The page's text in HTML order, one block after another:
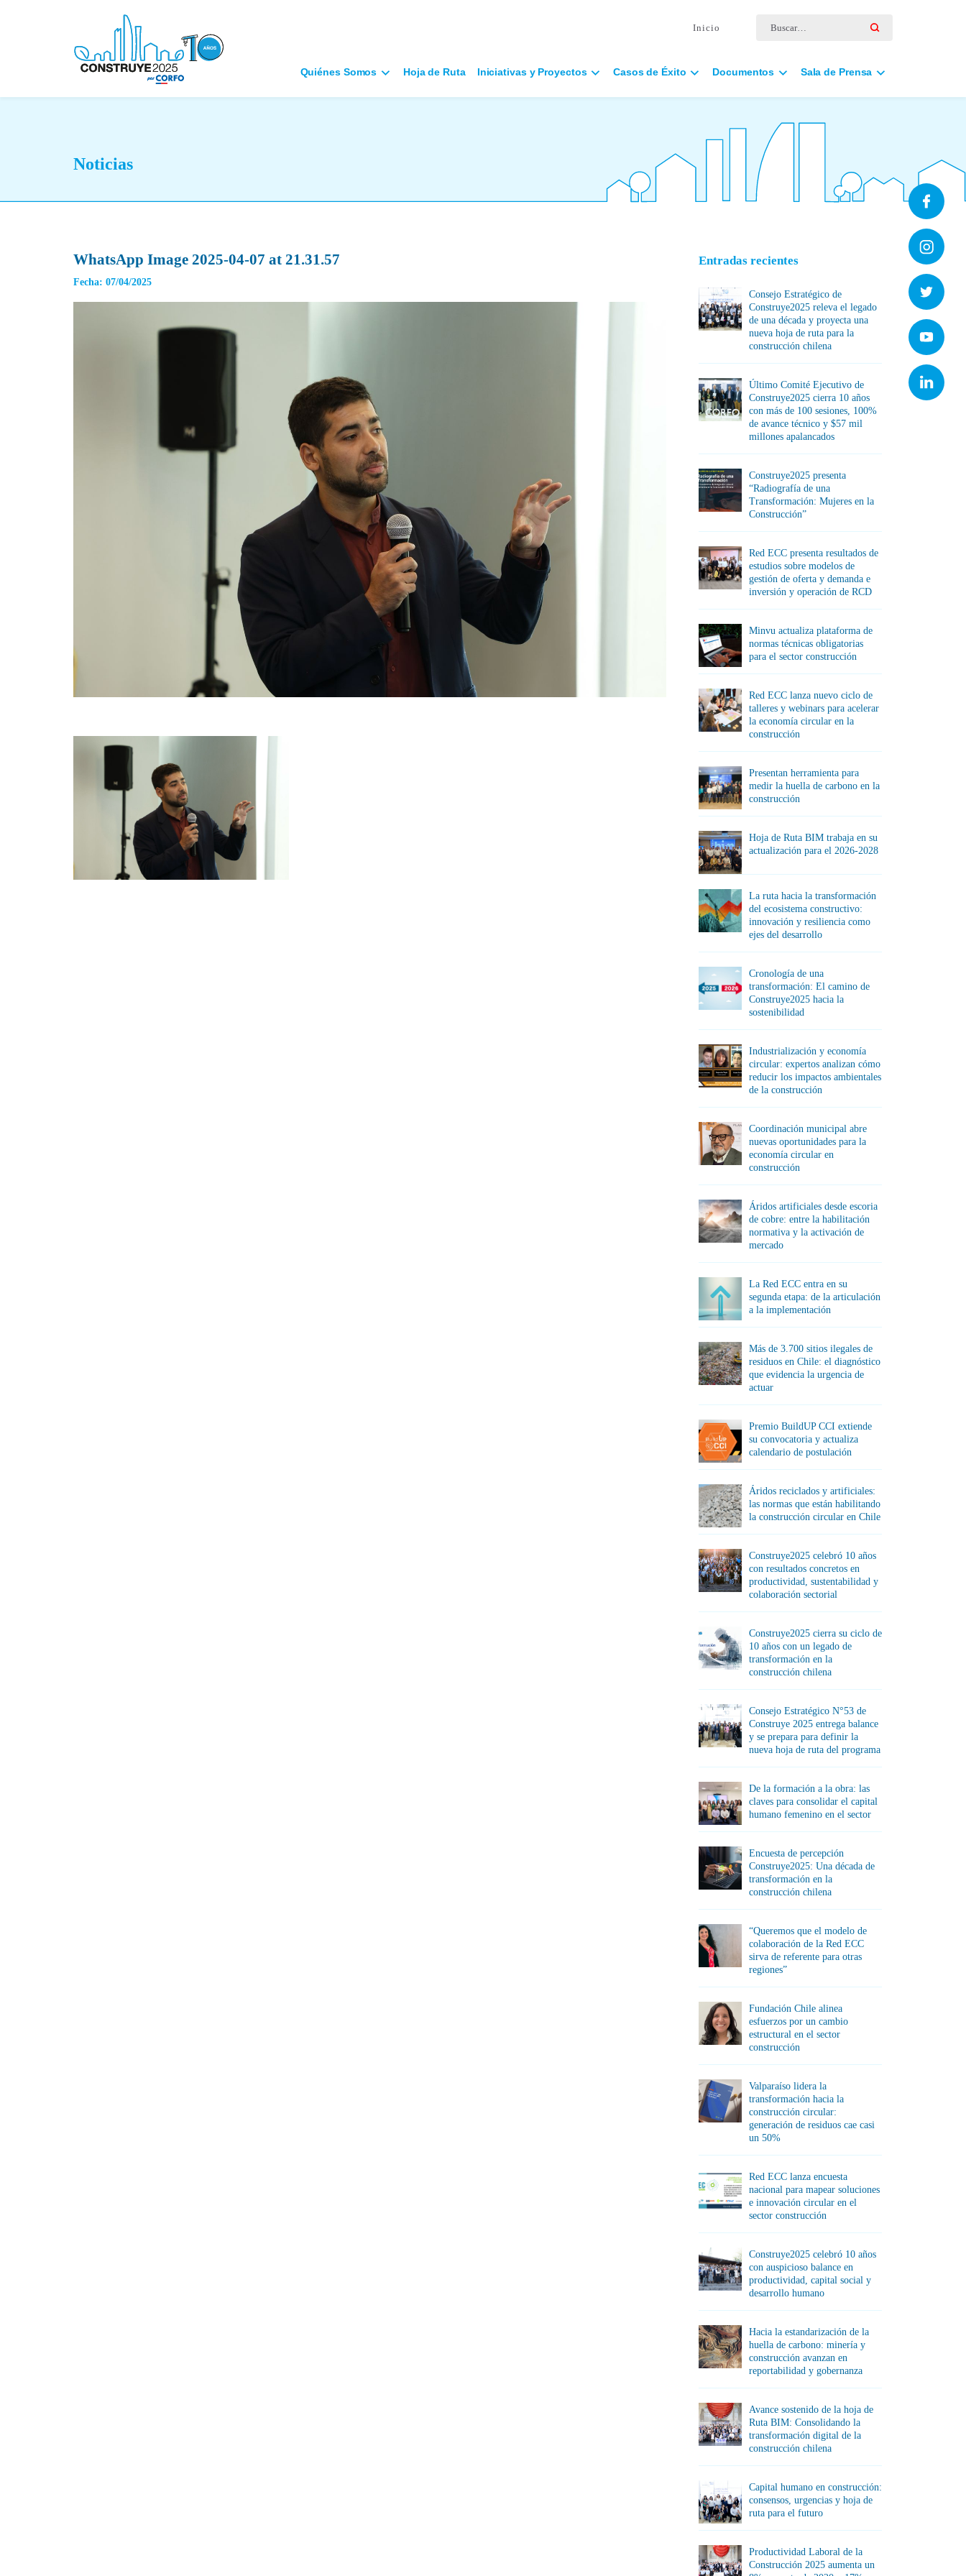
Buscar por:
Inicio
Quiénes Somos Hoja de Ruta Iniciativas y Proyectos Casos de Éxito Documentos Sala de Prensa
Noticias
WhatsApp Image 2025-04-07 at 21.31.57
Fecha: 07/04/2025
Entradas recientes
Consejo Estratégico de
Construye2025 releva el legado
de una década y proyecta una
nueva hoja de ruta para la
construcción chilena
Último Comité Ejecutivo de
Construye2025 cierra 10 años
con más de 100 sesiones, 100%
de avance técnico y $57 mil
millones apalancados
Construye2025 presenta
“Radiografía de una
Transformación: Mujeres en la
Construcción”
Red ECC presenta resultados de
estudios sobre modelos de
gestión de oferta y demanda e
inversión y operación de RCD
Minvu actualiza plataforma de
normas técnicas obligatorias
para el sector construcción
Red ECC lanza nuevo ciclo de
talleres y webinars para acelerar
la economía circular en la
construcción
Presentan herramienta para
medir la huella de carbono en la
construcción
Hoja de Ruta BIM trabaja en su
actualización para el 2026-2028
La ruta hacia la transformación
del ecosistema constructivo:
innovación y resiliencia como
ejes del desarrollo
Cronología de una
transformación: El camino de
Construye2025 hacia la
sostenibilidad
Industrialización y economía
circular: expertos analizan cómo
reducir los impactos ambientales
de la construcción
Coordinación municipal abre
nuevas oportunidades para la
economía circular en
construcción
Áridos artificiales desde escoria
de cobre: entre la habilitación
normativa y la activación de
mercado
La Red ECC entra en su
segunda etapa: de la articulación
a la implementación
Más de 3.700 sitios ilegales de
residuos en Chile: el diagnóstico
que evidencia la urgencia de
actuar
Premio BuildUP CCI extiende
su convocatoria y actualiza
calendario de postulación
Áridos reciclados y artificiales:
las normas que están habilitando
la construcción circular en Chile
Construye2025 celebró 10 años
con resultados concretos en
productividad, sustentabilidad y
colaboración sectorial
Construye2025 cierra su ciclo de
10 años con un legado de
transformación en la
construcción chilena
Consejo Estratégico N°53 de
Construye 2025 entrega balance
y se prepara para definir la
nueva hoja de ruta del programa
De la formación a la obra: las
claves para consolidar el capital
humano femenino en el sector
Encuesta de percepción
Construye2025: Una década de
transformación en la
construcción chilena
“Queremos que el modelo de
colaboración de la Red ECC
sirva de referente para otras
regiones”
Fundación Chile alinea
esfuerzos por un cambio
estructural en el sector
construcción
Valparaíso lidera la
transformación hacia la
construcción circular:
generación de residuos cae casi
un 50%
Red ECC lanza encuesta
nacional para mapear soluciones
e innovación circular en el
sector construcción
Construye2025 celebró 10 años
con auspicioso balance en
productividad, capital social y
desarrollo humano
Hacia la estandarización de la
huella de carbono: minería y
construcción avanzan en
reportabilidad y gobernanza
Avance sostenido de la hoja de
Ruta BIM: Consolidando la
transformación digital de la
construcción chilena
Capital humano en construcción:
consensos, urgencias y hoja de
ruta para el futuro
Productividad Laboral de la
Construcción 2025 aumenta un